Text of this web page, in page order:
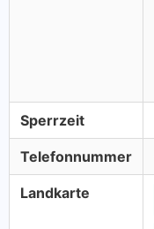
Sperrzeit
Telefonnummer
Landkarte